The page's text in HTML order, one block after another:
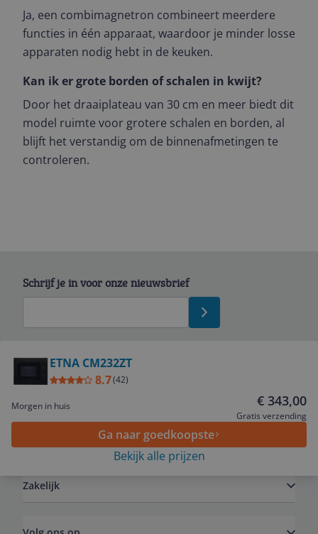
Ja, een combimagnetron combineert meerdere
functies in één apparaat, waardoor je minder losse
apparaten nodig hebt in de keuken.
Kan ik er grote borden of schalen in kwijt?
Door het draaiplateau van 30 cm en meer biedt dit
model ruimte voor grotere schalen en borden, al
blijft het verstandig om de binnenafmetingen te
controleren.
ETNA CM232ZT
8.7(42)
Morgen in huis € 343,00
Gratis verzending
Ga naar goedkoopste
Bekijk alle prijzen
Schrijf je in voor onze nieuwsbrief
Zakelijk